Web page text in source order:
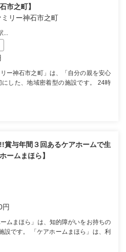
市之町】
リー神石市之町
ー神石市之町」は、「自分の親を安心
した、地域密着型の施設です。 24時
賞与年間３回あるケアホームで生
ームまほら】
円
ムまほら」は、知的障がいをお持ちの
設です。 「ケアホームまほら」は、利